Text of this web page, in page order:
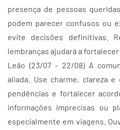
presença de pessoas
podem parecer confusos ou
evite decisões definitivas.
lembranças ajudará a fortalecer
Leão (23/07 - 22/08) A
aliada. Use charme, clareza
pendências e fortalecer
informações imprecisas ou
especialmente em viagens.